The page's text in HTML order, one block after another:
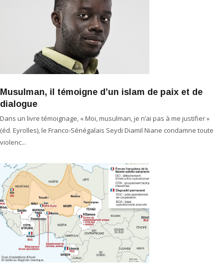
Musulman, il témoigne d’un islam de paix et de
dialogue
Dans un livre témoignage, « Moi, musulman, je n’ai pas à me justifier »
(éd. Eyrolles), le Franco-Sénégalais Seydi Diamil Niane condamne toute
violenc...